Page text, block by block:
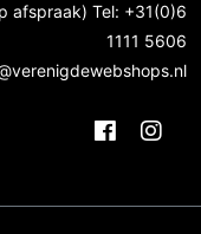
afspraak) Tel: +31(0)6
1111 5606